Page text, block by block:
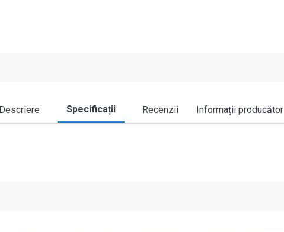
Descriere Specificații Recenzii Informații producător